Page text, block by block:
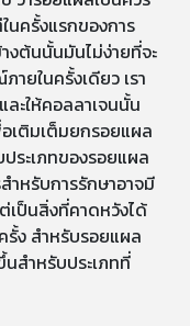
ครั้งแรกของการ
งต้นนั้นมันไม่ง่ายที่จะ
ยในครั้งเดียว เรา
ะให้คอลลาเจนนั้น
เติมเต็มยกรอยแผล
ระเภทของรอยแผล
ำหรับการรักษาอาจมี
เป็นสิ่งที่คาดหวังได้
รั้ง สำหรับรอยแผล
นสำหรับประเภทที่